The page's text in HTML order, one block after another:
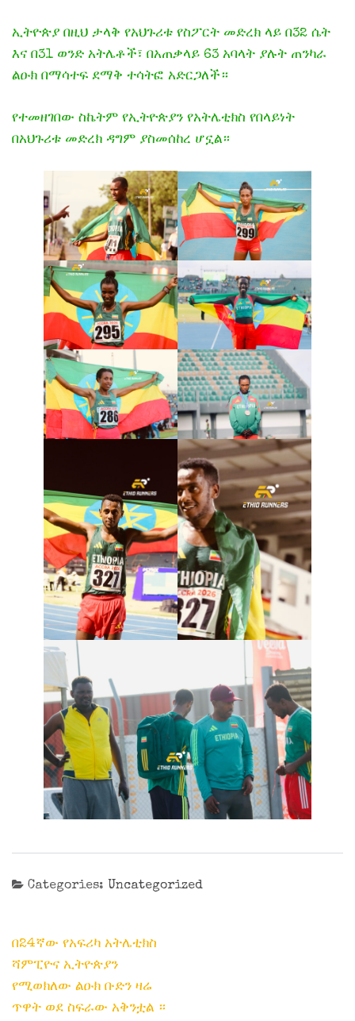
​ኢትዮጵያ በዚህ ታላቅ የአህጉሪቱ የስፖርት መድረክ ላይ በ32 ሴት
እና በ31 ወንድ አትሌቶች፣ በአጠቃላይ 63 አባላት ያሉት ጠንካራ
ልዑክ በማሳተፍ ደማቅ ተሳትፎ አድርጋለች።
የተመዘገበው ስኬትም የኢትዮጵያን የአትሌቲክስ የበላይነት
በአህጉሪቱ መድረክ ዳግም ያስመሰከረ ሆኗል።
Categories: Uncategorized
Post
navigation
በ24ኛው የአፍሪካ አትሌቲክስ
ሻምፒዮና ኢትዮጵያን
የሚወክለው ልዑክ ቡድን ዛሬ
ጥዋት ወደ ስፍራው አቅንቷል ።